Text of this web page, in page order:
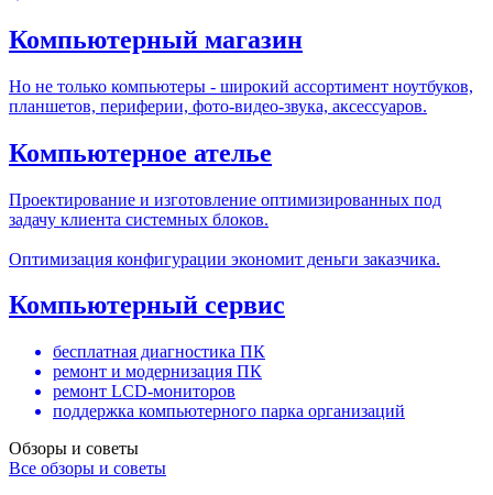
Компьютерный магазин
Но не только компьютеры - широкий ассортимент ноутбуков,
планшетов, периферии, фото-видео-звука, аксессуаров.
Компьютерное ателье
Проектирование и изготовление оптимизированных под
задачу клиента системных блоков.
Оптимизация конфигурации экономит деньги заказчика.
Компьютерный сервис
бесплатная диагностика ПК
ремонт и модернизация ПК
ремонт LCD-мониторов
поддержка компьютерного парка организаций
Обзоры и советы
Все обзоры и советы